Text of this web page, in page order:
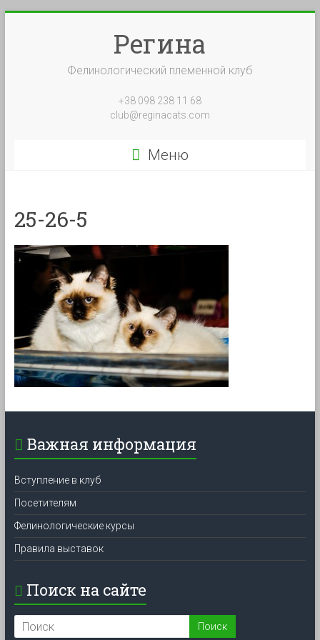
Регина
Фелинологический племенной клуб
+38 098 238 11 68
club@reginacats.com
Меню
25-26-5
Важная информация
Вступление в клуб
Посетителям
Фелинологические курсы
Правила выставок
Поиск на сайте